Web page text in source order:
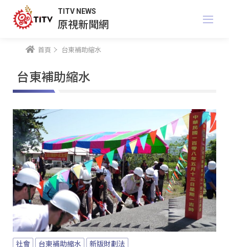
TITV NEWS
原視新聞網
首頁 台東補助縮水
台東補助縮水
社會 台東補助縮水 新版財劃法